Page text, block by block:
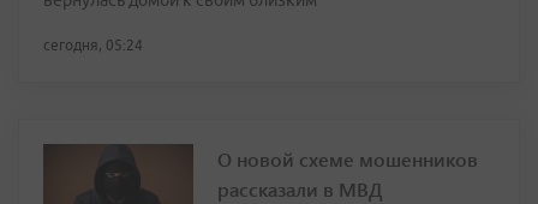
сегодня, 05:24
О новой схеме мошенников
рассказали в МВД